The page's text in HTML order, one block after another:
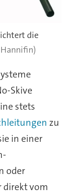
die
Skive
stets
zu
in einer
oder
direkt vom